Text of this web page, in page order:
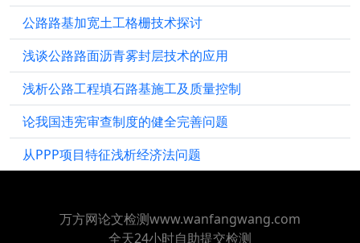
公路路基加宽土工格栅技术探讨
浅谈公路路面沥青雾封层技术的应用
浅析公路工程填石路基施工及质量控制
论我国违宪审查制度的健全完善问题
从PPP项目特征浅析经济法问题
万方网论文检测www.wanfangwang.com
全天24小时自助提交检测